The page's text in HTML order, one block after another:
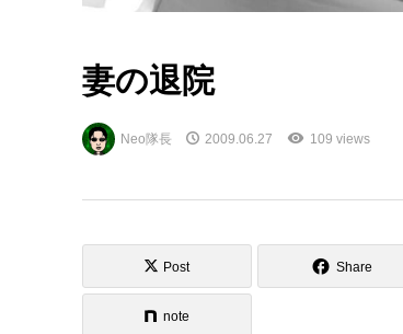
妻の退院
Neo隊長 2009.06.27 109 views
Post Share
note